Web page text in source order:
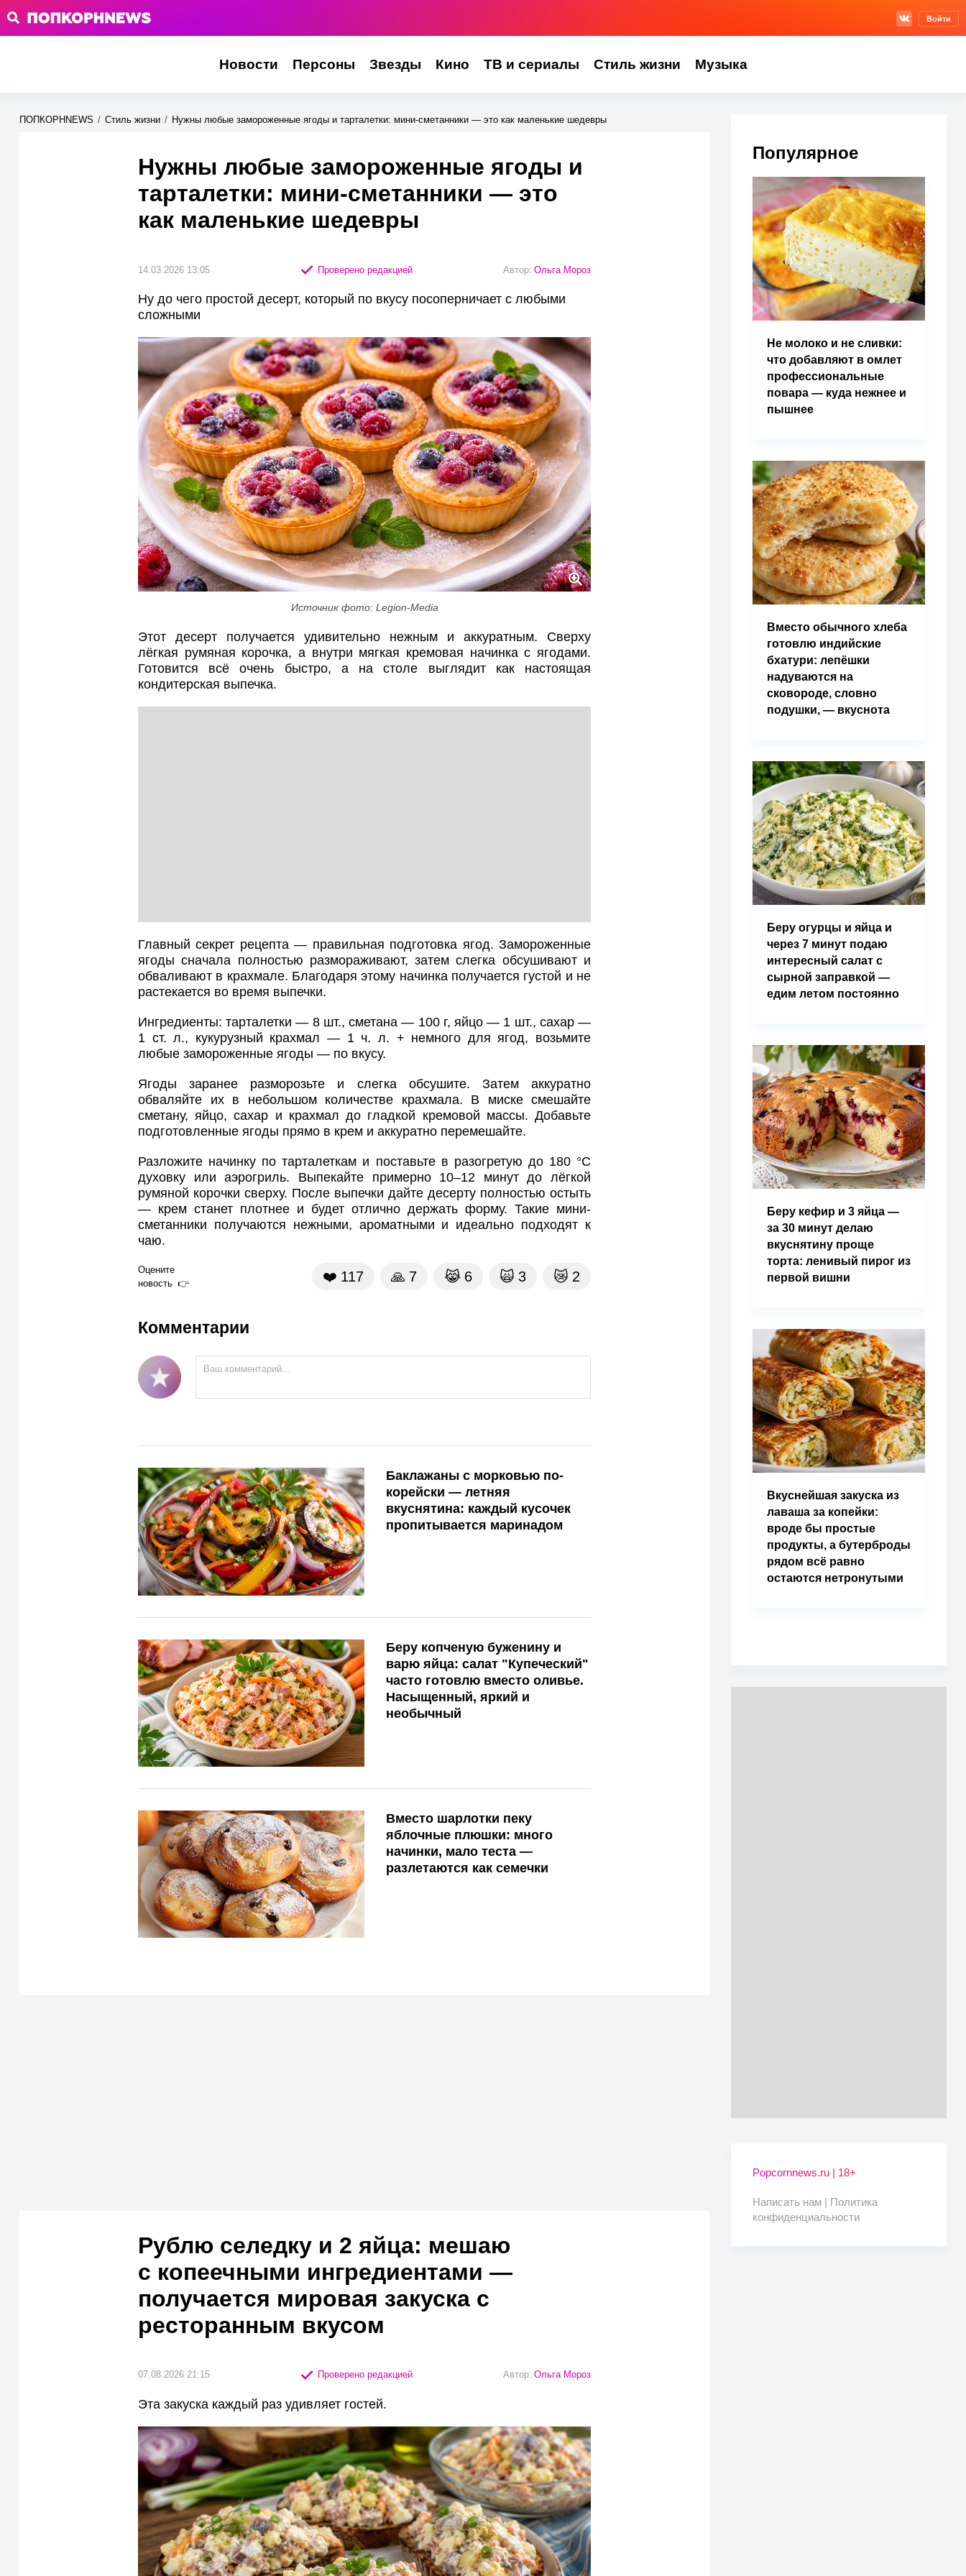
Войти
Новости Персоны Звезды Кино ТВ и сериалы Стиль жизни Музыка
ПОПКОРНNEWS / Стиль жизни / Нужны любые замороженные ягоды и тарталетки: мини-сметанники — это как маленькие шедевры
Нужны любые замороженные ягоды и
тарталетки: мини-сметанники — это
как маленькие шедевры
14.03.2026 13:05 Проверено редакцией Автор: Ольга Мороз
Ну до чего простой десерт, который по вкусу посоперничает с любыми
сложными
Источник фото: Legion-Media
Этот десерт получается удивительно нежным и аккуратным. Сверху
лёгкая румяная корочка, а внутри мягкая кремовая начинка с ягодами.
Готовится всё очень быстро, а на столе выглядит как настоящая
кондитерская выпечка.
Главный секрет рецепта — правильная подготовка ягод. Замороженные
ягоды сначала полностью размораживают, затем слегка обсушивают и
обваливают в крахмале. Благодаря этому начинка получается густой и не
растекается во время выпечки.
Ингредиенты: тарталетки — 8 шт., сметана — 100 г, яйцо — 1 шт., сахар —
1 ст. л., кукурузный крахмал — 1 ч. л. + немного для ягод, возьмите
любые замороженные ягоды — по вкусу.
Ягоды заранее разморозьте и слегка обсушите. Затем аккуратно
обваляйте их в небольшом количестве крахмала. В миске смешайте
сметану, яйцо, сахар и крахмал до гладкой кремовой массы. Добавьте
подготовленные ягоды прямо в крем и аккуратно перемешайте.
Разложите начинку по тарталеткам и поставьте в разогретую до 180 °C
духовку или аэрогриль. Выпекайте примерно 10–12 минут до лёгкой
румяной корочки сверху. После выпечки дайте десерту полностью остыть
— крем станет плотнее и будет отлично держать форму. Такие мини-
сметанники получаются нежными, ароматными и идеально подходят к
чаю.
Оцените
новость
❤️ 117 🙏 7 😹 6 🙀 3 😿 2
Комментарии
Баклажаны с морковью по-
корейски — летняя
вкуснятина: каждый кусочек
пропитывается маринадом
Беру копченую буженину и
варю яйца: салат "Купеческий"
часто готовлю вместо оливье.
Насыщенный, яркий и
необычный
Вместо шарлотки пеку
яблочные плюшки: много
начинки, мало теста —
разлетаются как семечки
Рублю селедку и 2 яйца: мешаю
с копеечными ингредиентами —
получается мировая закуска с
ресторанным вкусом
07.08.2026 21:15 Проверено редакцией Автор: Ольга Мороз
Эта закуска каждый раз удивляет гостей.
Популярное
Не молоко и не сливки:
что добавляют в омлет
профессиональные
повара — куда нежнее и
пышнее
Вместо обычного хлеба
готовлю индийские
бхатури: лепёшки
надуваются на
сковороде, словно
подушки, — вкуснота
Беру огурцы и яйца и
через 7 минут подаю
интересный салат с
сырной заправкой —
едим летом постоянно
Беру кефир и 3 яйца —
за 30 минут делаю
вкуснятину проще
торта: ленивый пирог из
первой вишни
Вкуснейшая закуска из
лаваша за копейки:
вроде бы простые
продукты, а бутерброды
рядом всё равно
остаются нетронутыми
Popcornnews.ru | 18+
Написать нам | Политика
конфиденциальности